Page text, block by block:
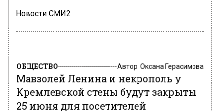
Новости СМИ2
ОБЩЕСТВО Автор: Оксана Герасимова
Мавзолей Ленина и некрополь у
Кремлевской стены будут закрыты
25 июня для посетителей